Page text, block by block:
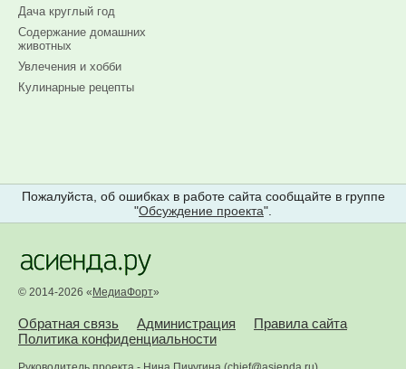
Дача круглый год
Содержание домашних
животных
Увлечения и хобби
Кулинарные рецепты
Пожалуйста, об ошибках в работе сайта сообщайте в группе
"Обсуждение проекта".
© 2014-2026 «МедиаФорт»
Обратная связь Администрация
Правила сайта
Политика конфиденциальности